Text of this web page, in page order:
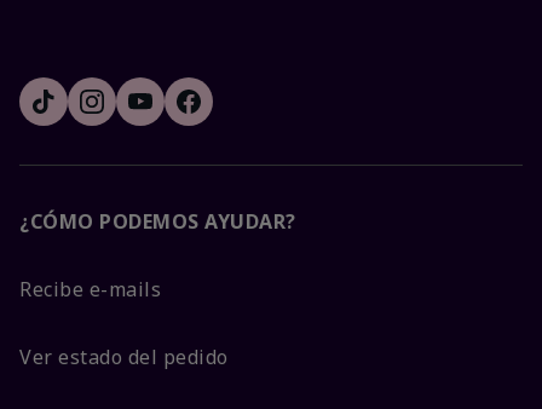
¿CÓMO PODEMOS AYUDAR?
Recibe e-mails
Ver estado del pedido